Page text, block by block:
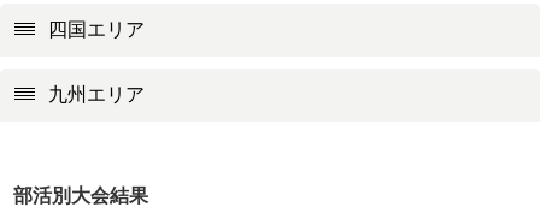
四国エリア
九州エリア
部活別大会結果